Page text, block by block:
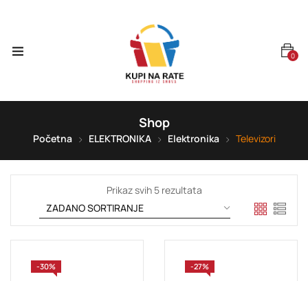
0
Shop
Početna ELEKTRONIKA Elektronika Televizori
Prikaz svih 5 rezultata
-30% -27%